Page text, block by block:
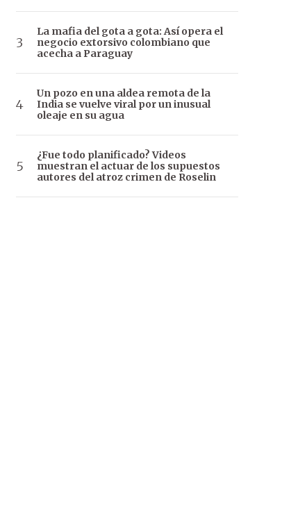
La mafia del gota a gota: Así opera el
negocio extorsivo colombiano que
acecha a Paraguay
Un pozo en una aldea remota de la
India se vuelve viral por un inusual
oleaje en su agua
¿Fue todo planificado? Videos
muestran el actuar de los supuestos
autores del atroz crimen de Roselin